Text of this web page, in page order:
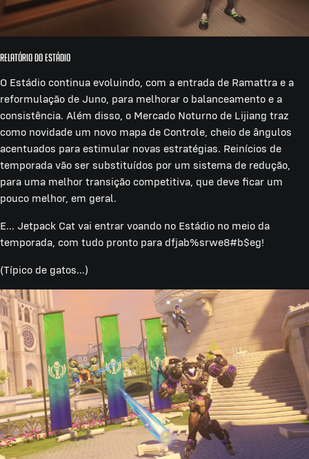
Relatório do Estádio
O Estádio continua evoluindo, com a entrada de Ramattra e a
reformulação de Juno, para melhorar o balanceamento e a
consistência. Além disso, o Mercado Noturno de Lijiang traz
como novidade um novo mapa de Controle, cheio de ângulos
acentuados para estimular novas estratégias. Reinícios de
temporada vão ser substituídos por um sistema de redução,
para uma melhor transição competitiva, que deve ficar um
pouco melhor, em geral.
E... Jetpack Cat vai entrar voando no Estádio no meio da
temporada, com tudo pronto para dfjab%srwe8#b$eg!
(Típico de gatos...)